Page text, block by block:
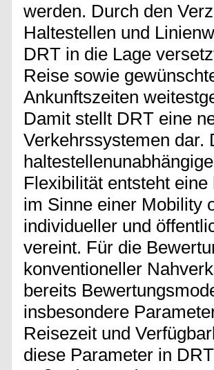
werden. Durch den
Haltestellen und
DRT in die Lage
Reise sowie
Ankunftszeiten
Damit stellt DRT eine
Verkehrssystemen dar.
Flexibilität entsteht
im Sinne einer Mobility
individueller und
vereint. Für die
konventioneller
bereits
insbesondere
Reisezeit und
diese Parameter in